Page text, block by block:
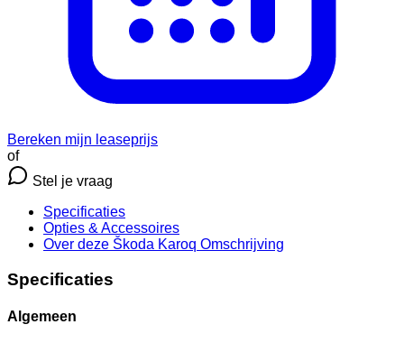
Bereken mijn leaseprijs
of
Stel je vraag
Specificaties
Opties & Accessoires
Over deze Škoda Karoq Omschrijving
Specificaties
Algemeen